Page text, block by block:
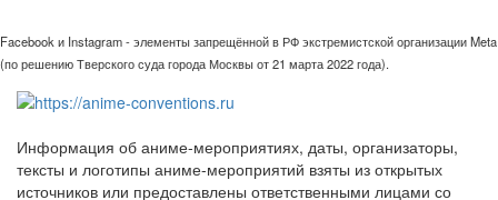
Facebook и Instagram - элементы запрещённой в РФ экстремистской организации Meta
(по решению Тверского суда города Москвы от 21 марта 2022 года).
Информация об аниме-мероприятиях, даты, организаторы,
тексты и логотипы аниме-мероприятий взяты из открытых
источников или предоставлены ответственными лицами со